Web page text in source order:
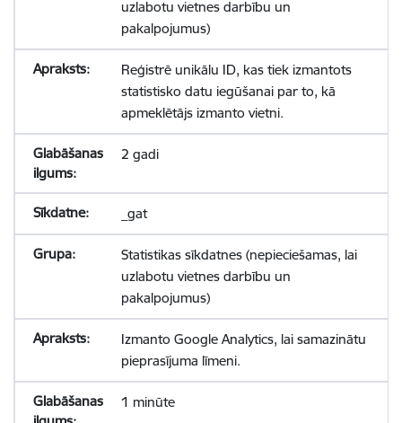
uzlabotu vietnes darbību un
pakalpojumus)
Reģistrē unikālu ID, kas tiek izmantots
statistisko datu iegūšanai par to, kā
apmeklētājs izmanto vietni.
2 gadi
_gat
Statistikas sīkdatnes (nepieciešamas, lai
uzlabotu vietnes darbību un
pakalpojumus)
Izmanto Google Analytics, lai samazinātu
pieprasījuma līmeni.
1 minūte